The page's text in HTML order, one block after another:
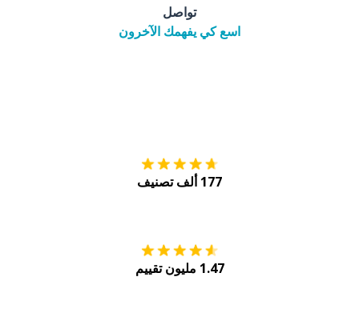
تواصل
اسع كي يفهمك الآخرون
177 ألف تصنيف
1.47 مليون تقييم